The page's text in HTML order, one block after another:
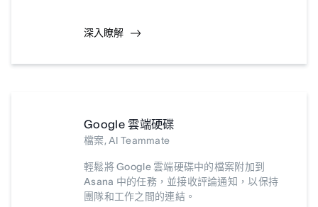
深入瞭解
Google 雲端硬碟
檔案, AI Teammate
輕鬆將 Google 雲端硬碟中的檔案附加到
Asana 中的任務，並接收評論通知，以保持
團隊和工作之間的連結。